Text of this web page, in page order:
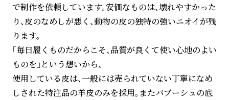
で制作を依頼しています。安価なものは、壊れやすかった
り、皮のなめしが悪く、動物の皮の独特の強いニオイが残
ります。
「毎日履くものだからこそ、品質が良くて使い心地のよい
ものを」という想いから、
使用している皮は、一般には売られていない丁寧になめ
しされた特注品の羊皮のみを採用。またバブーシュの底